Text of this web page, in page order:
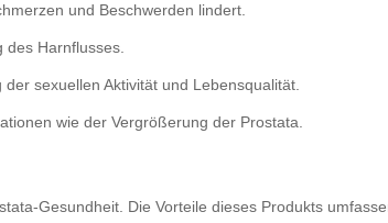
und Beschwerden lindert.
des Harnflusses.
der sexuellen Aktivität und Lebensqualität.
wie der Vergrößerung der Prostata.
Gesundheit. Die Vorteile dieses Produkts